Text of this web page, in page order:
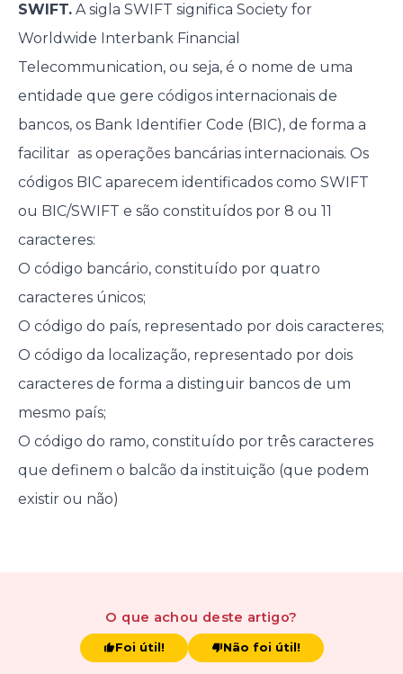
SWIFT.A sigla SWIFT significa Society for
Worldwide Interbank Financial
Telecommunication, ou seja, é o nome de uma
entidade que gere códigos internacionais de
bancos, os Bank Identifier Code (BIC), de forma a
facilitar as operações bancárias internacionais. Os
códigos BIC aparecem identificados como SWIFT
ou BIC/SWIFT e são constituídos por 8 ou 11
caracteres:
O código bancário, constituído por quatro
caracteres únicos;
O código do país, representado por dois caracteres;
O código da localização, representado por dois
caracteres de forma a distinguir bancos de um
mesmo país;
O código do ramo, constituído por três caracteres
que definem o balcão da instituição (que podem
existir ou não)
O que achou deste artigo?
Foi útil! Não foi útil!